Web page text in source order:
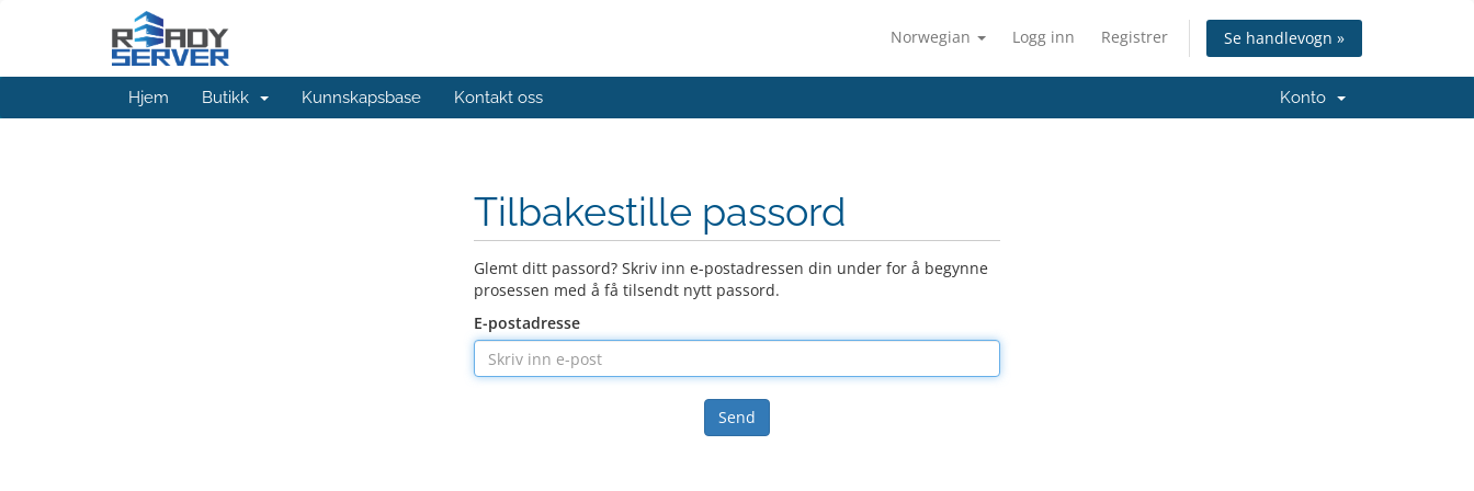
Norwegian Logg inn Registrer Se handlevogn »
Hjem Butikk Kunnskapsbase Kontakt oss Konto
Tilbakestille passord
Glemt ditt passord? Skriv inn e-postadressen din under for å begynne
prosessen med å få tilsendt nytt passord.
E-postadresse
Send